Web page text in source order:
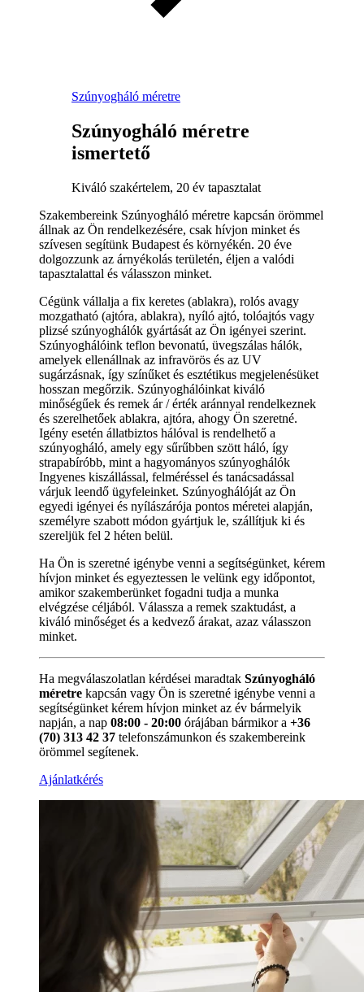
Szúnyogháló méretre
Szúnyogháló méretre
ismertető
Kiváló szakértelem, 20 év tapasztalat
Szakembereink Szúnyogháló méretre kapcsán örömmel
állnak az Ön rendelkezésére, csak hívjon minket és
szívesen segítünk Budapest és környékén. 20 éve
dolgozzunk az árnyékolás területén, éljen a valódi
tapasztalattal és válasszon minket.
Cégünk vállalja a fix keretes (ablakra), rolós avagy
mozgatható (ajtóra, ablakra), nyíló ajtó, tolóajtós vagy
plizsé szúnyoghálók gyártását az Ön igényei szerint.
Szúnyoghálóink teflon bevonatú, üvegszálas hálók,
amelyek ellenállnak az infravörös és az UV
sugárzásnak, így színűket és esztétikus megjelenésüket
hosszan megőrzik. Szúnyoghálóinkat kiváló
minőségűek és remek ár / érték aránnyal rendelkeznek
és szerelhetőek ablakra, ajtóra, ahogy Ön szeretné.
Igény esetén állatbiztos hálóval is rendelhető a
szúnyogháló, amely egy sűrűbben szött háló, így
strapabíróbb, mint a hagyományos szúnyoghálók
Ingyenes kiszállással, felméréssel és tanácsadással
várjuk leendő ügyfeleinket. Szúnyoghálóját az Ön
egyedi igényei és nyílászárója pontos méretei alapján,
személyre szabott módon gyártjuk le, szállítjuk ki és
szereljük fel 2 héten belül.
Ha Ön is szeretné igénybe venni a segítségünket, kérem
hívjon minket és egyeztessen le velünk egy időpontot,
amikor szakemberünket fogadni tudja a munka
elvégzése céljából. Válassza a remek szaktudást, a
kiváló minőséget és a kedvező árakat, azaz válasszon
minket.
Ha megválaszolatlan kérdései maradtak Szúnyogháló
méretre kapcsán vagy Ön is szeretné igénybe venni a
segítségünket kérem hívjon minket az év bármelyik
napján, a nap 08:00 - 20:00 órájában bármikor a +36
(70) 313 42 37 telefonszámunkon és szakembereink
örömmel segítenek.
Ajánlatkérés